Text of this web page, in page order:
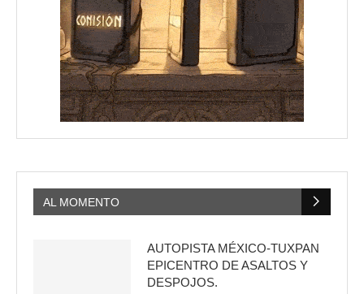
AL MOMENTO
AUTOPISTA MÉXICO-TUXPAN
EPICENTRO DE ASALTOS Y
DESPOJOS.